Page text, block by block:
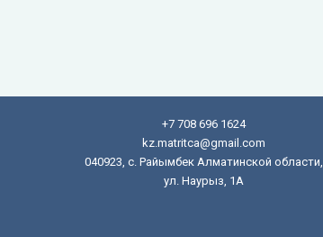
+7 708 696 1624
kz.matritca@gmail.com
040923, с. Райымбек Алматинской области,
ул. Наурыз, 1А